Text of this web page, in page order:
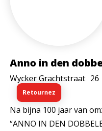
Anno in den
Wycker Grachtstraat 26
Retournez
Na bijna 100 jaar van
“ANNO IN DEN